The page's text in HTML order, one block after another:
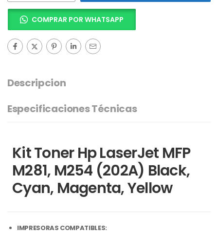
COMPRAR POR WHATSAPP
Descripcion
Especificaciones Técnicas
Kit Toner Hp LaserJet MFP
M281, M254 (202A) Black,
Cyan, Magenta, Yellow
IMPRESORAS COMPATIBLES: